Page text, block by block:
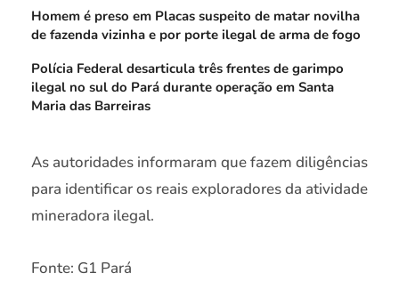
Homem é preso em Placas suspeito de matar novilha
de fazenda vizinha e por porte ilegal de arma de fogo
Polícia Federal desarticula três frentes de garimpo
ilegal no sul do Pará durante operação em Santa
Maria das Barreiras
As autoridades informaram que fazem diligências
para identificar os reais exploradores da atividade
mineradora ilegal.
Fonte: G1 Pará